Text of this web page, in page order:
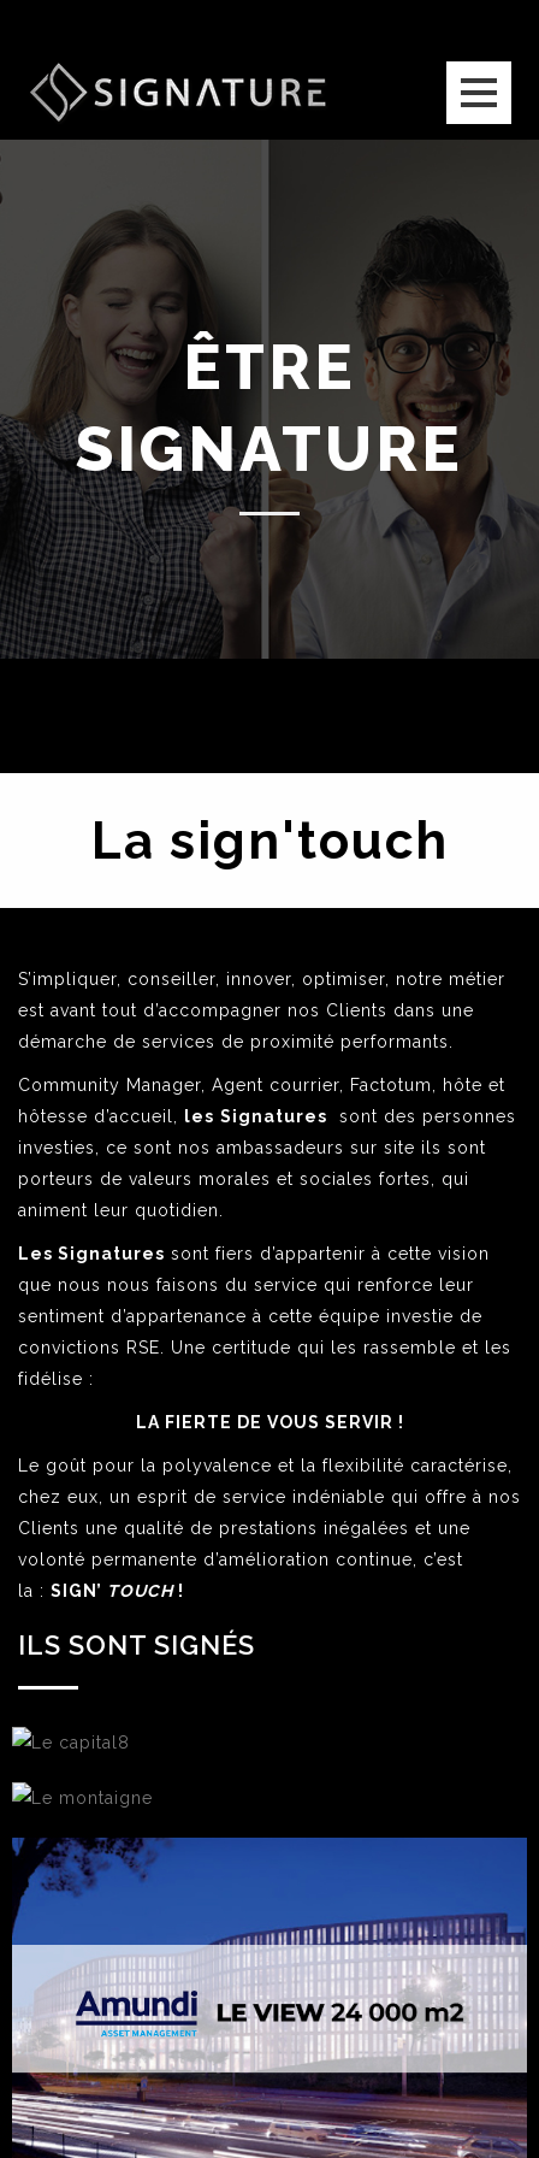
ÊTRE
SIGNATURE
La sign'touch
S’impliquer, conseiller, innover, optimiser, notre métier
est avant tout d’accompagner nos Clients dans une
démarche de services de proximité performants.
Community Manager, Agent courrier, Factotum, hôte et
hôtesse d’accueil,
les Signatures sont des personnes
investies, ce sont nos ambassadeurs sur site ils sont
porteurs de valeurs morales et sociales fortes, qui
animent leur quotidien.
Les Signatures sont fiers d’appartenir à cette vision
que nous nous faisons du service qui renforce leur
sentiment d’appartenance à cette équipe investie de
convictions RSE. Une certitude qui les rassemble et les
fidélise :
LA FIERTE DE VOUS SERVIR !
Le goût pour la polyvalence et la flexibilité caractérise,
chez eux, un esprit de service indéniable qui offre à nos
Clients une qualité de prestations inégalées et une
volonté permanente d’amélioration continue, c’est
la : SIGN’ TOUCH!
ILS SONT SIGNÉS